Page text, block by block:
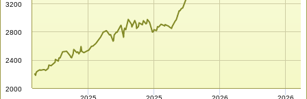
2000
2400
2800
3200